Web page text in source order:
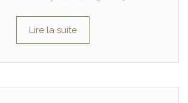
Lire la suite